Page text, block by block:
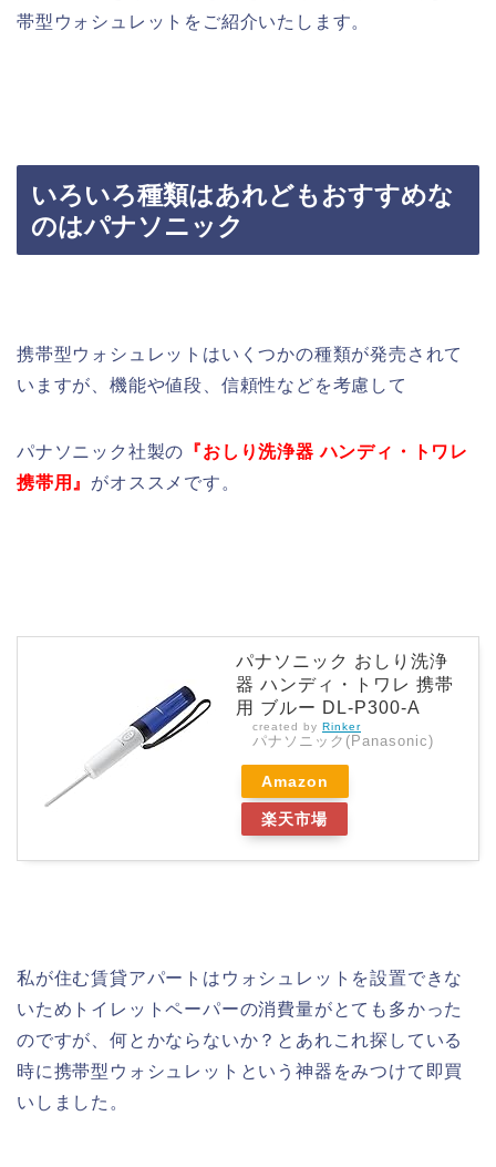
帯型ウォシュレットをご紹介いたします。
いろいろ種類はあれどもおすすめな
のはパナソニック
携帯型ウォシュレットはいくつかの種類が発売されて
いますが、機能や値段、信頼性などを考慮して
パナソニック社製の 『おしり洗浄器 ハンディ・トワレ
携帯用』 がオススメです。
パナソニック おしり洗浄
器 ハンディ・トワレ 携帯
用 ブルー DL-P300-A
created by Rinker
パナソニック(Panasonic)
Amazon
楽天市場
私が住む賃貸アパートはウォシュレットを設置できな
いためトイレットペーパーの消費量がとても多かった
のですが、何とかならないか？とあれこれ探している
時に携帯型ウォシュレットという神器をみつけて即買
いしました。